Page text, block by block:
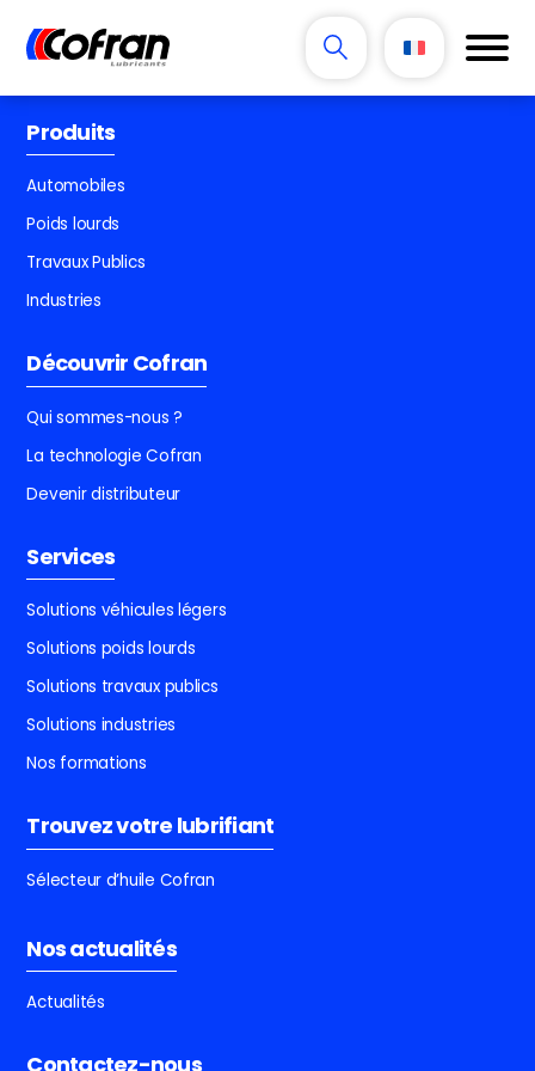
Produits
Automobiles
Poids lourds
Travaux Publics
Industries
Découvrir Cofran
Qui sommes-nous ?
La technologie Cofran
Devenir distributeur
Services
Solutions véhicules légers
Solutions poids lourds
Solutions travaux publics
Solutions industries
Nos formations
Trouvez votre lubrifiant
Sélecteur d’huile Cofran
Nos actualités
Actualités
Contactez-nous